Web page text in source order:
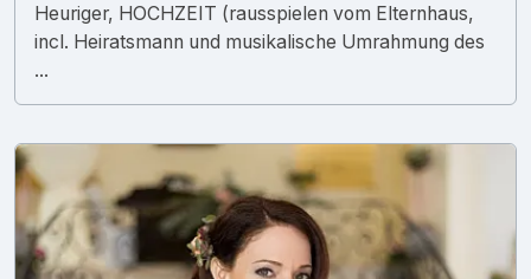
Heuriger, HOCHZEIT (rausspielen vom Elternhaus,
incl. Heiratsmann und musikalische Umrahmung des
...